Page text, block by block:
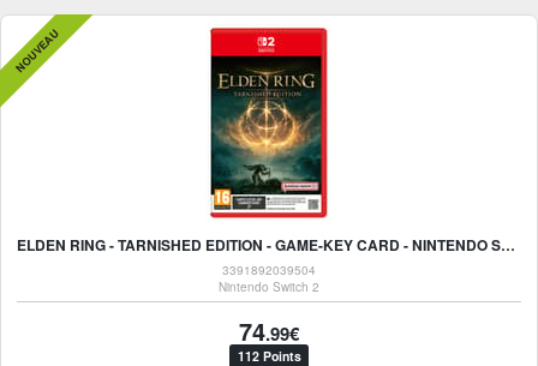
ELDEN RING - TARNISHED EDITION - GAME-KEY CARD - NINTENDO SWITCH 2
3391892039504
Nintendo Switch 2
74.99€
112 Points
NOUVEAU